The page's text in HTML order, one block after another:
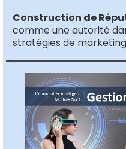
Construction de
comme une autorité
stratégies de